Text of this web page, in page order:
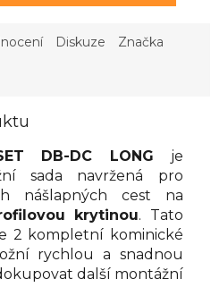
Diskuze Značka
DB-DC LONG
je
sada navržená pro
nášlapných cest na
krytinou. Tato
2 kompletní kominické
rychlou a snadnou
další montážní